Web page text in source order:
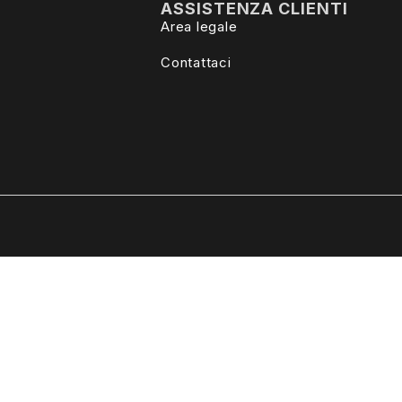
ASSISTENZA CLIENTI
Area legale
Contattaci